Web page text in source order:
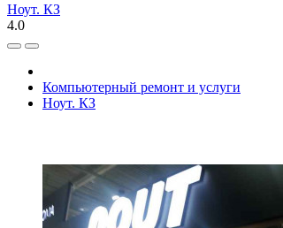
Ноут. КЗ
4.0
Компьютерный ремонт и услуги
Ноут. КЗ